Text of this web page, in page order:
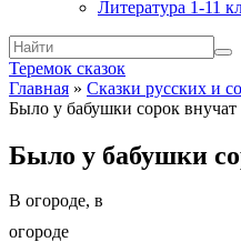
Литература 1-11
Теремок сказок
Главная » Сказки русских и
Было у бабушки сорок внучат
Было у бабушки
В огороде, в
огороде